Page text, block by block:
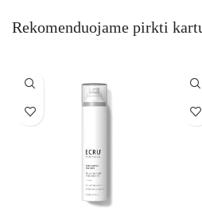
Rekomenduojame pirkti